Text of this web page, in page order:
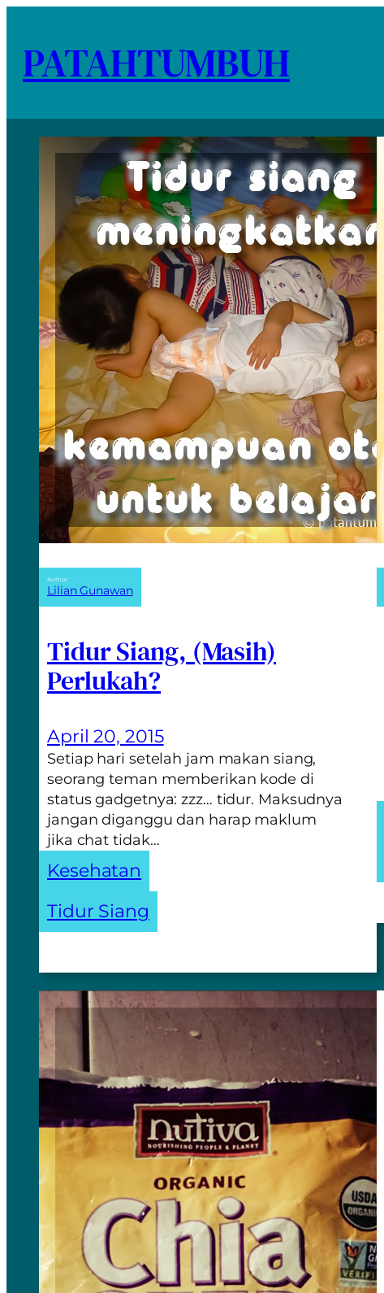
PATAHTUMBUH
Author:
Lilian Gunawan
Tidur Siang, (Masih)
Perlukah?
April 20, 2015
Setiap hari setelah jam makan siang,
seorang teman memberikan kode di
status gadgetnya: zzz… tidur. Maksudnya
jangan diganggu dan harap maklum
jika chat tidak…
Kesehatan
Tidur Siang